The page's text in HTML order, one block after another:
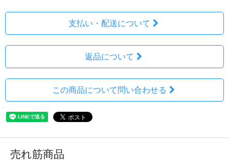
支払い・配送について
返品について
この商品について問い合わせる
売れ筋商品